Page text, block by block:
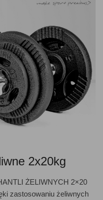
2x20kg
ŻELIWNYCH 2×20
zastosowaniu żeliwnych